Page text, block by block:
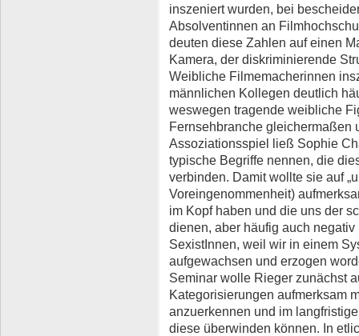
inszeniert wurden, bei
Absolventinnen an
deuten diese Zahlen auf einen
Kamera, der diskriminierende
Weibliche Filmemacherinnen
männlichen Kollegen deutlich
weswegen tragende weibliche
Fernsehbranche gleichermaßen
Assoziationsspiel ließ Sophie
typische Begriffe nennen, die
verbinden. Damit wollte sie auf
Voreingenommenheit)
im Kopf haben und die uns der
dienen, aber häufig auch
SexistInnen, weil wir in einem
aufgewachsen und erzogen
Seminar wolle Rieger zunächst
Kategorisierungen aufmerksam
anzuerkennen und im
diese überwinden können. In